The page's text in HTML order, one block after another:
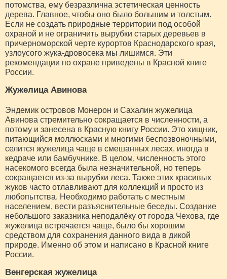
потомства, ему безразлична эстетическая ценность
дерева. Главное, чтобы оно было большим и толстым.
Если не создать природные территории под особой
охраной и не ограничить вырубки старых деревьев в
причерноморской черте курортов Краснодарского края,
узлоусого жука-дровосека мы лишимся. Эти
рекомендации по охране приведены в Красной книге
России.
Жужелица Авинова
Эндемик островов Монерон и Сахалин жужелица
Авинова стремительно сокращается в численности, а
потому и занесена в Красную книгу России. Это хищник,
питающийся моллюсками и многими беспозвоночными,
селится жужелица чаще в смешанных лесах, иногда в
кедраче или бамбучнике. В целом, численность этого
насекомого всегда была незначительной, но теперь
сокращается из-за вырубки леса. Также этих красивых
жуков часто отлавливают для коллекций и просто из
любопытства. Необходимо работать с местным
населением, вести разъяснительные беседы. Создание
небольшого заказника неподалёку от города Чехова, где
жужелица встречается чаще, было бы хорошим
средством для сохранения данного вида в дикой
природе. Именно об этом и написано в Красной книге
России.
Венгерская жужелица